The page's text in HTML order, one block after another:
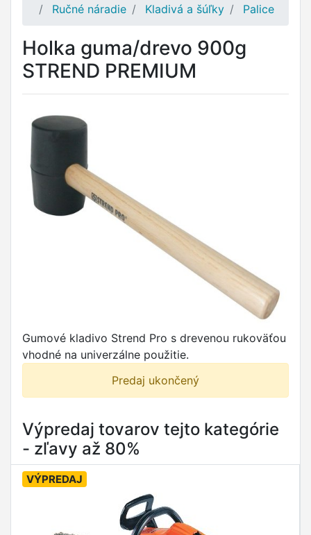
Ručné náradie
Kladivá a šúľky Palice
Holka guma/drevo 900g
STREND PREMIUM
Gumové kladivo Strend Pro s drevenou rukoväťou
vhodné na univerzálne použitie.
Predaj ukončený
Výpredaj tovarov tejto kategórie
- zľavy až 80%
VÝPREDAJ